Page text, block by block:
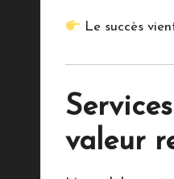
Le succès
valeur